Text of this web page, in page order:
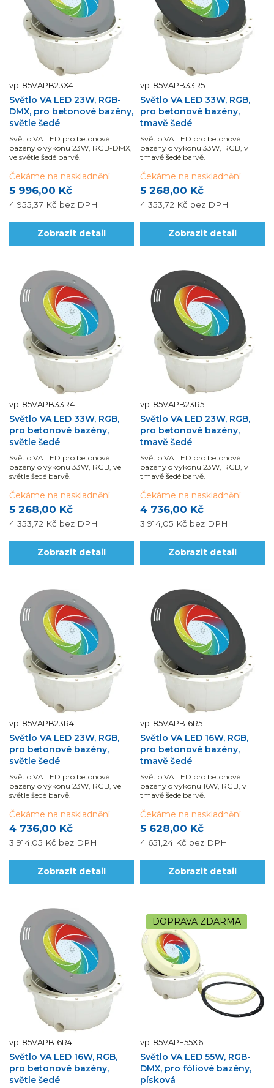
vp-85VAPB23X4
Světlo VA LED 23W, RGB-
DMX, pro betonové bazény,
světle šedé
Světlo VA LED pro betonové
bazény o výkonu 23W, RGB-DMX,
ve světle šedé barvě.
5 996,00 Kč
4 955,37 Kč bez DPH
Čekáme na naskladnění
Zobrazit detail
vp-85VAPB33R5
Světlo VA LED 33W, RGB,
pro betonové bazény,
tmavě šedé
Světlo VA LED pro betonové
bazény o výkonu 33W, RGB, v
tmavě šedé barvě.
5 268,00 Kč
4 353,72 Kč bez DPH
Čekáme na naskladnění
Zobrazit detail
vp-85VAPB33R4
Světlo VA LED 33W, RGB,
pro betonové bazény,
světle šedé
Světlo VA LED pro betonové
bazény o výkonu 33W, RGB, ve
světle šedé barvě.
5 268,00 Kč
4 353,72 Kč bez DPH
Čekáme na naskladnění
Zobrazit detail
vp-85VAPB23R5
Světlo VA LED 23W, RGB,
pro betonové bazény,
tmavě šedé
Světlo VA LED pro betonové
bazény o výkonu 23W, RGB, v
tmavě šedé barvě.
4 736,00 Kč
3 914,05 Kč bez DPH
Čekáme na naskladnění
Zobrazit detail
vp-85VAPB23R4
Světlo VA LED 23W, RGB,
pro betonové bazény,
světle šedé
Světlo VA LED pro betonové
bazény o výkonu 23W, RGB, ve
světle šedé barvě.
4 736,00 Kč
3 914,05 Kč bez DPH
Čekáme na naskladnění
Zobrazit detail
vp-85VAPB16R5
Světlo VA LED 16W, RGB,
pro betonové bazény,
tmavě šedé
Světlo VA LED pro betonové
bazény o výkonu 16W, RGB, v
tmavě šedé barvě.
5 628,00 Kč
4 651,24 Kč bez DPH
Čekáme na naskladnění
Zobrazit detail
vp-85VAPB16R4
Světlo VA LED 16W, RGB,
pro betonové bazény,
světle šedé
DOPRAVA ZDARMA
vp-85VAPF55X6
Světlo VA LED 55W, RGB-
DMX, pro fóliové bazény,
písková